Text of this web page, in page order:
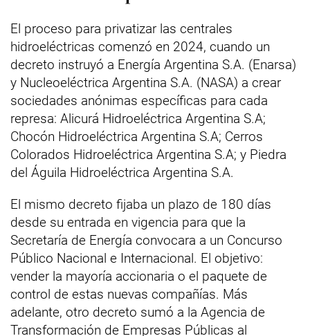
El proceso para privatizar las centrales
hidroeléctricas comenzó en 2024, cuando un
decreto instruyó a Energía Argentina S.A. (Enarsa)
y Nucleoeléctrica Argentina S.A. (NASA) a crear
sociedades anónimas específicas para cada
represa: Alicurá Hidroeléctrica Argentina S.A;
Chocón Hidroeléctrica Argentina S.A; Cerros
Colorados Hidroeléctrica Argentina S.A; y Piedra
del Águila Hidroeléctrica Argentina S.A.
El mismo decreto fijaba un plazo de 180 días
desde su entrada en vigencia para que la
Secretaría de Energía convocara a un Concurso
Público Nacional e Internacional. El objetivo:
vender la mayoría accionaria o el paquete de
control de estas nuevas compañías. Más
adelante, otro decreto sumó a la Agencia de
Transformación de Empresas Públicas al